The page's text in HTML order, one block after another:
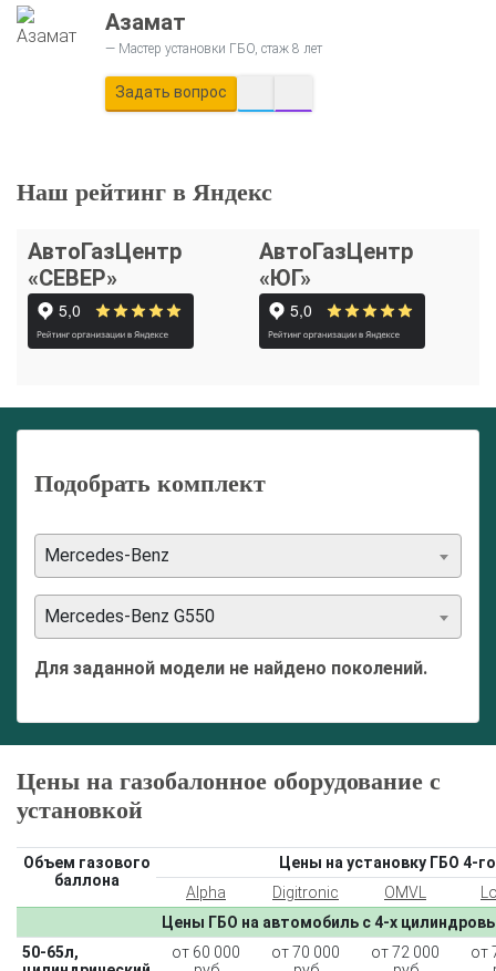
Азамат
Мастер установки ГБО, стаж 8 лет
Задать вопрос
Наш рейтинг в Яндекс
АвтоГазЦентр
«СЕВЕР»
АвтоГазЦентр
«ЮГ»
Подобрать комплект
Mercedes-Benz
Mercedes-Benz G550
Для заданной модели не найдено поколений.
Цены на газобалонное оборудование с
установкой
Объем газового
баллона
Цены на установку ГБО 4-
Alpha
Digitronic OMVL
Цены ГБО на автомобиль с 4-х
50-65л,
от 60 000
от 70 000
от 72 000
от